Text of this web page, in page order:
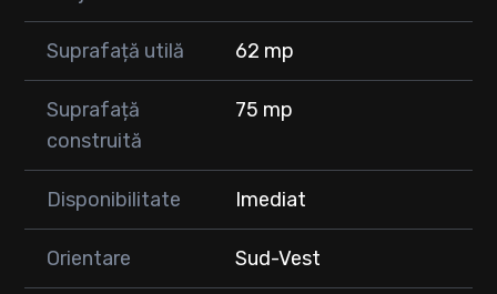
Suprafață utilă 62 mp
Suprafață
construită
75 mp
Disponibilitate Imediat
Orientare Sud-Vest